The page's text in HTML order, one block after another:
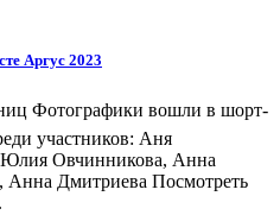
Аргус 2023
Фотографики вошли в шорт-
участников: Аня
Юлия Овчинникова, Анна
Анна Дмитриева Посмотреть